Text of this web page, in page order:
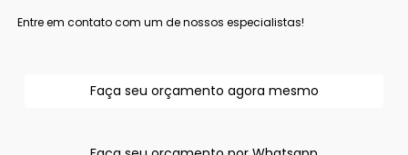
Entre em contato com um de nossos especialistas!
Faça seu orçamento agora mesmo